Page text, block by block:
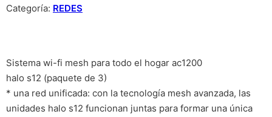
Categoría: REDES
Sistema wi-fi mesh para todo el hogar ac1200
halo s12 (paquete de 3)
* una red unificada: con la tecnología mesh avanzada, las
unidades halo s12 funcionan juntas para formar una única